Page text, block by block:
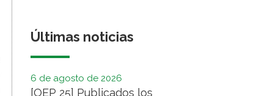
Últimas noticias
6 de agosto de 2026
[OEP 25] Publicados los